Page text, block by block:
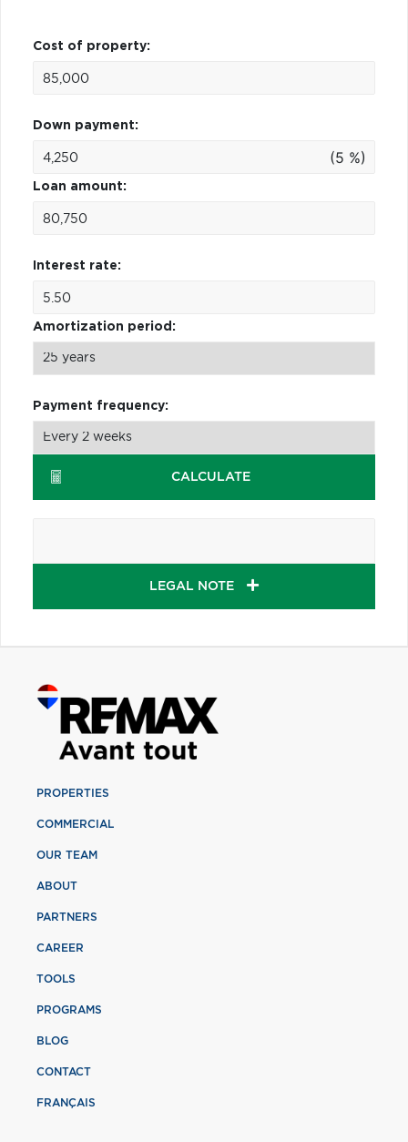
Cost of property:
Down payment:
(5 %)
Loan amount:
Interest rate:
Amortization period:
Payment frequency:
CALCULATE
LEGAL NOTE
PROPERTIES
COMMERCIAL
OUR TEAM
ABOUT
PARTNERS
CAREER
TOOLS
PROGRAMS
BLOG
CONTACT
FRANÇAIS